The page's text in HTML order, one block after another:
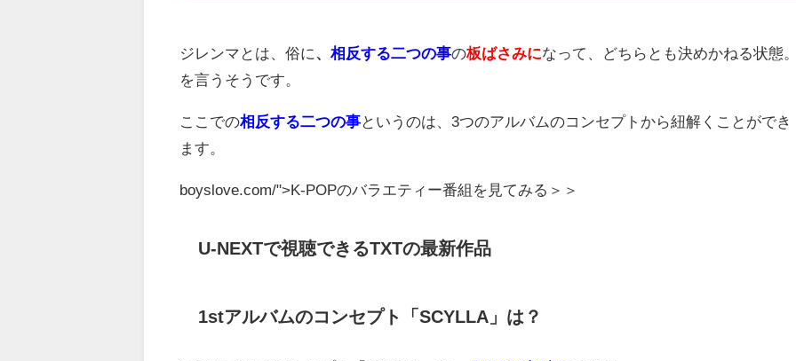
ジレンマとは、俗に 、相反する二つの事の板ばさみになって、どちらとも決めかねる状態
を言うそうです。
ここでの相反する二つの事というのは、3つのアルバムのコンセプトから紐解くことができ
ます。
boyslove.com/">K-POPのバラエティー番組を見てみる＞＞
U-NEXTで視聴できるTXTの最新作品
1stアルバムのコンセプト「SCYLLA」は？